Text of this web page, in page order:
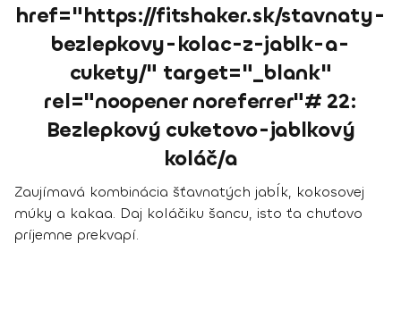
href="https://fitshaker.sk/stavnaty-
bezlepkovy-kolac-z-jablk-a-
cukety/" target="_blank"
rel="noopener noreferrer"# 22:
Bezlepkový cuketovo-jablkový
koláč/a
Zaujímavá kombinácia šťavnatých jabĺk, kokosovej
múky a kakaa. Daj koláčiku šancu, isto ťa chuťovo
príjemne prekvapí.